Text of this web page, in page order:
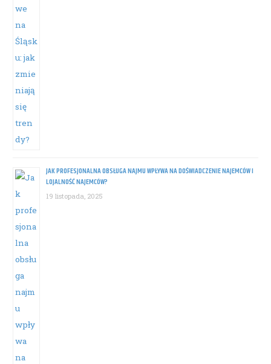
JAK PROFESJONALNA OBSŁUGA NAJMU WPŁYWA NA DOŚWIADCZENIE NAJEMCÓW I
LOJALNOŚĆ NAJEMCÓW?
19 listopada, 2025